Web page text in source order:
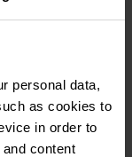
personal data,
as cookies to
in order to
content